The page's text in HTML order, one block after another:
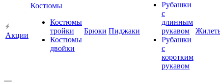
Акции
Костюмы
Костюмы
тройки
Костюмы
двойки
Брюки Пиджаки
Рубашки
с
длинным
рукавом
Рубашки
с
коротким
рукавом